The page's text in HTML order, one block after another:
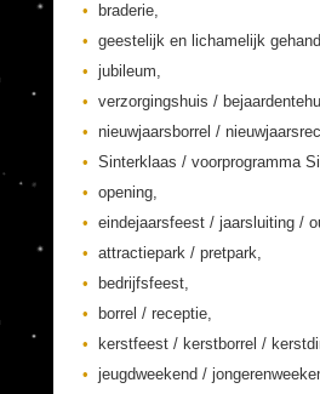
braderie,
geestelijk en lichamelijk
jubileum,
verzorgingshuis /
nieuwjaarsborrel /
Sinterklaas / voorprogramma
opening,
eindejaarsfeest / jaarsluiting /
attractiepark / pretpark,
bedrijfsfeest,
borrel / receptie,
kerstfeest / kerstborrel /
jeugdweekend /